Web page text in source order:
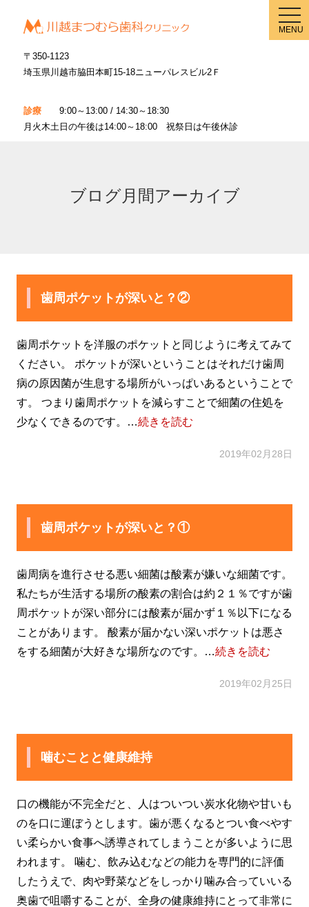
メ
ニ
ュ
ー
MENU
〒350-1123
埼玉県川越市脇田本町15-18ニューパレスビル2Ｆ
診療 9:00～13:00 / 14:30～18:30
月火木土日の午後は14:00～18:00 祝祭日は午後休診
ブログ月間アーカイブ
歯周ポケットが深いと？②
歯周ポケットを洋服のポケットと同じように考えてみて
ください。 ポケットが深いということはそれだけ歯周
病の原因菌が生息する場所がいっぱいあるということで
す。 つまり歯周ポケットを減らすことで細菌の住処を
少なくできるのです。…続きを読む
2019年02月28日
歯周ポケットが深いと？①
歯周病を進行させる悪い細菌は酸素が嫌いな細菌です。
私たちが生活する場所の酸素の割合は約２１％ですが歯
周ポケットが深い部分には酸素が届かず１％以下になる
ことがあります。 酸素が届かない深いポケットは悪さ
をする細菌が大好きな場所なのです。…続きを読む
2019年02月25日
噛むことと健康維持
口の機能が不完全だと、人はついつい炭水化物や甘いも
のを口に運ぼうとします。歯が悪くなるとつい食べやす
い柔らかい食事へ誘導されてしまうことが多いように思
われます。 噛む、飲み込むなどの能力を専門的に評価
したうえで、肉や野菜などをしっかり噛み合っていいる
奥歯で咀嚼することが、全身の健康維持にとって非常に